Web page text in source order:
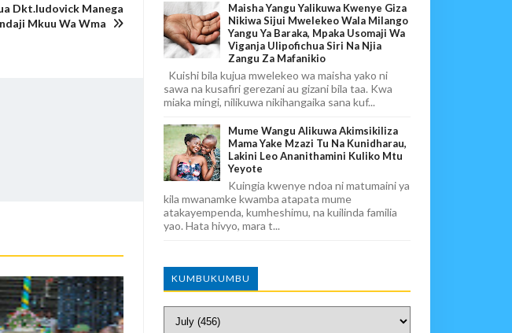
Dkt.ludovick Manega
Mkuu Wa Wma
Maisha Yangu Yalikuwa Kwenye Giza
Nikiwa Sijui Mwelekeo Wala Milango
Yangu Ya Baraka, Mpaka Usomaji Wa
Viganja Ulipofichua Siri Na Njia
Zangu Za Mafanikio
Kuishi bila kujua mwelekeo wa maisha yako ni
sawa na kusafiri gerezani au gizani bila taa. Kwa
miaka mingi, nilikuwa nikihangaika sana kuf...
Mume Wangu Alikuwa Akimsikiliza
Mama Yake Mzazi Tu Na Kunidharau,
Lakini Leo Ananithamini Kuliko Mtu
Yeyote
Kuingia kwenye ndoa ni matumaini ya
kila mwanamke kwamba atapata mume
atakayempenda, kumheshimu, na kuilinda familia
yao. Hata hivyo, mara t...
KUMBUKUMBU